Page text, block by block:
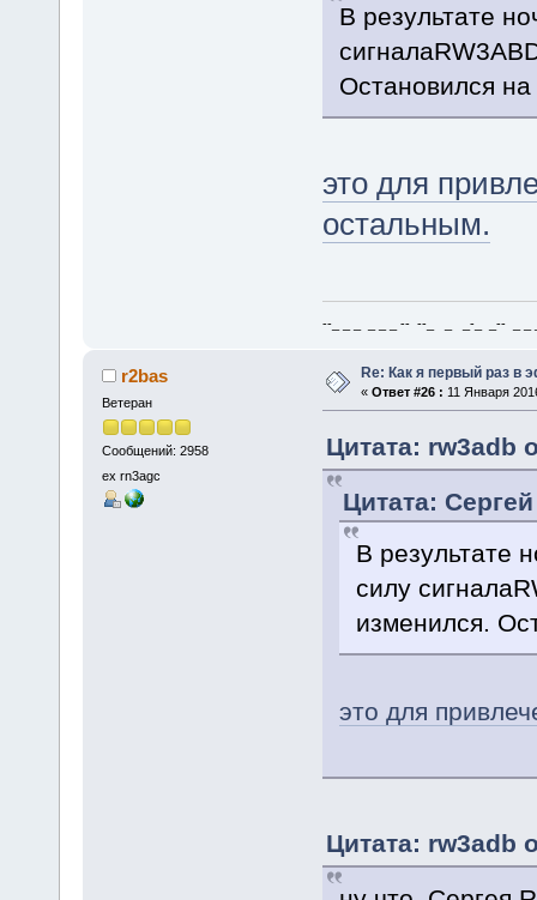
В результате
Остановился
это для
остальным.
--_ _ _ _ _ _ -- --_ _ _-_ _-- _ _
r2bas
Ветеран
Сообщений: 2958
ex rn3agc
Re: Как я первый раз в
« Ответ #26 : 11 Января
Цитата: rw3adb
Цитата:
В результате
силу
изменился.
это для
Цитата: rw3adb